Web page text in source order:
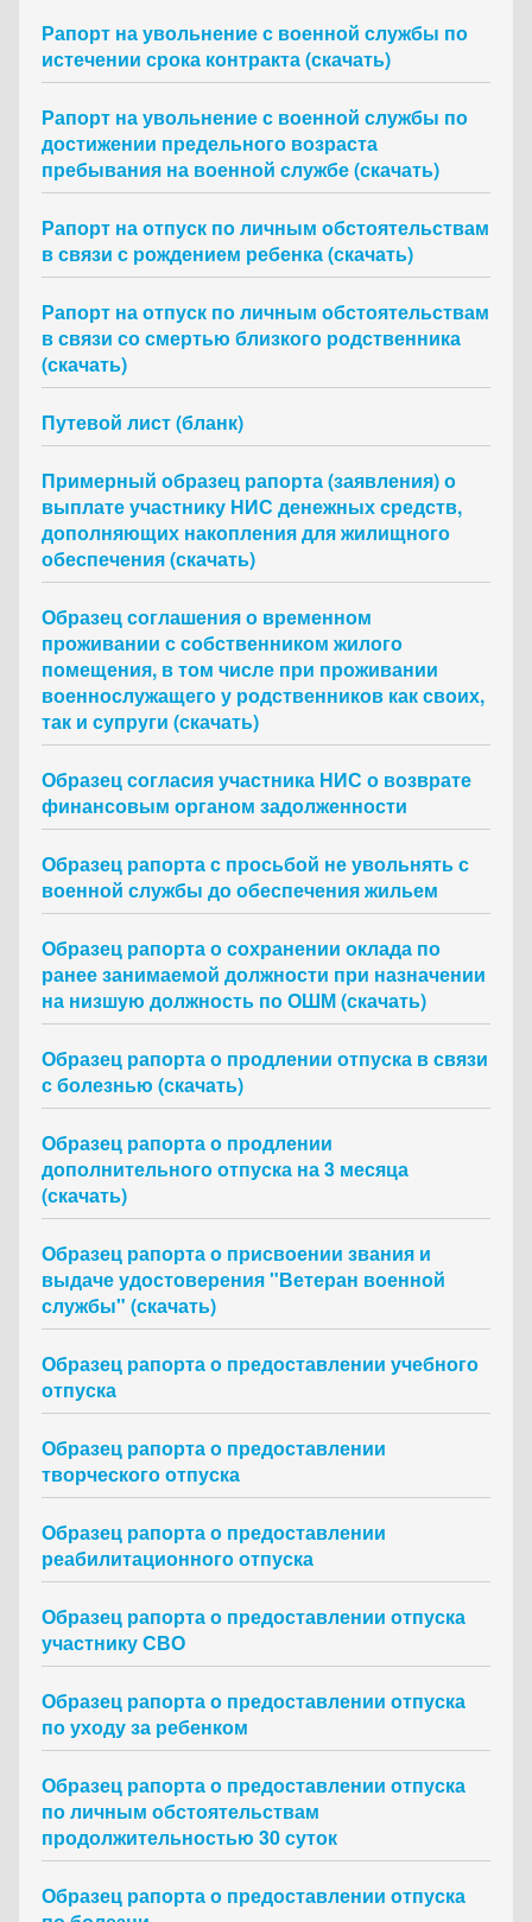
Рапорт на увольнение с военной службы по
истечении срока контракта (скачать)
Рапорт на увольнение с военной службы по
достижении предельного возраста
пребывания на военной службе (скачать)
Рапорт на отпуск по личным обстоятельствам
в связи с рождением ребенка (скачать)
Рапорт на отпуск по личным обстоятельствам
в связи со смертью близкого родственника
(скачать)
Путевой лист (бланк)
Примерный образец рапорта (заявления) о
выплате участнику НИС денежных средств,
дополняющих накопления для жилищного
обеспечения (скачать)
Образец соглашения о временном
проживании с собственником жилого
помещения, в том числе при проживании
военнослужащего у родственников как своих,
так и супруги (скачать)
Образец согласия участника НИС о возврате
финансовым органом задолженности
Образец рапорта с просьбой не увольнять с
военной службы до обеспечения жильем
Образец рапорта о сохранении оклада по
ранее занимаемой должности при назначении
на низшую должность по ОШМ (скачать)
Образец рапорта о продлении отпуска в связи
с болезнью (скачать)
Образец рапорта о продлении
дополнительного отпуска на 3 месяца
(скачать)
Образец рапорта о присвоении звания и
выдаче удостоверения "Ветеран военной
службы" (скачать)
Образец рапорта о предоставлении учебного
отпуска
Образец рапорта о предоставлении
творческого отпуска
Образец рапорта о предоставлении
реабилитационного отпуска
Образец рапорта о предоставлении отпуска
участнику СВО
Образец рапорта о предоставлении отпуска
по уходу за ребенком
Образец рапорта о предоставлении отпуска
по личным обстоятельствам
продолжительностью 30 суток
Образец рапорта о предоставлении отпуска